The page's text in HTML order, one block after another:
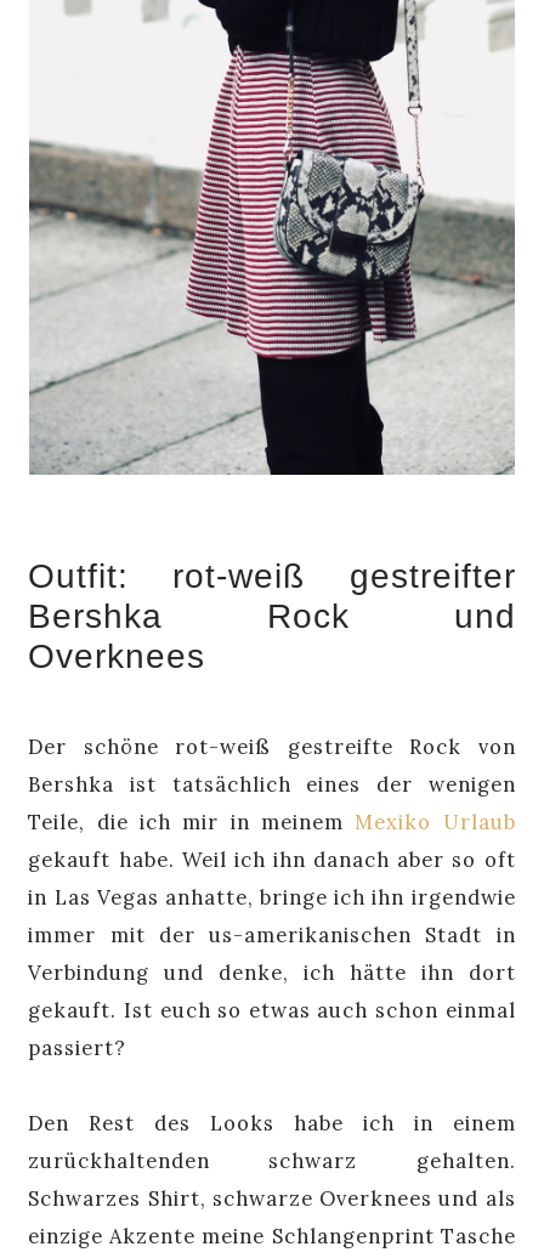
Outfit: rot-weiß gestreifter
Bershka Rock und
Overknees
Der schöne rot-weiß gestreifte Rock von
Bershka ist tatsächlich eines der wenigen
Teile, die ich mir in meinem Mexiko Urlaub
gekauft habe. Weil ich ihn danach aber so oft
in Las Vegas anhatte, bringe ich ihn irgendwie
immer mit der us-amerikanischen Stadt in
Verbindung und denke, ich hätte ihn dort
gekauft. Ist euch so etwas auch schon einmal
passiert?
Den Rest des Looks habe ich in einem
zurückhaltenden schwarz gehalten.
Schwarzes Shirt, schwarze Overknees und als
einzige Akzente meine Schlangenprint Tasche